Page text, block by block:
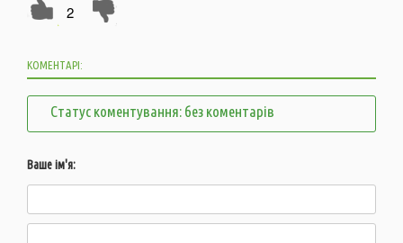
2
КОМЕНТАРІ:
Статус коментування: без коментарів
Ваше ім'я: